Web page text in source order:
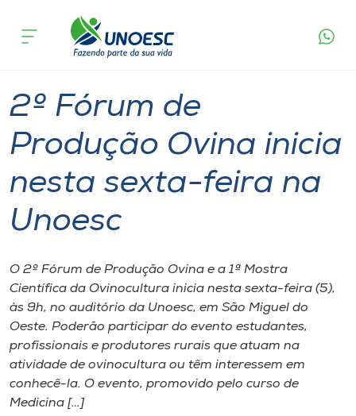
Cursos
Pesquisa
Atendimento ao Estudante
Portal de Ensino
A
Internacionalização
I.nova
acontece
2º Fórum de
Produção Ovina inicia
nesta sexta-feira na
Unoesc
O 2º Fórum de Produção Ovina e a 1ª Mostra
Científica da Ovinocultura inicia nesta sexta-feira (5),
às 9h, no auditório da Unoesc, em São Miguel do
Oeste. Poderão participar do evento estudantes,
profissionais e produtores rurais que atuam na
atividade de ovinocultura ou têm interessem em
conhecê-la. O evento, promovido pelo curso de
Medicina […]